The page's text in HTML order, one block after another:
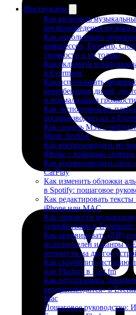
Инструкции
Как включить
воспроизведения музыки
Как использовать
компрессор, Freeverb,
громкости и не только
Как включить и
в Evermusic
Как использовать
реверберация, дилей,
и нормализация громкости
Как экспортировать
воспроизводить их в
Как создать M3U
Music Archive
Как воспроизводить
iPhone с помощью
Как воспроизводить
CarPlay
Как изменить обложки
в Spotify: пошаговое
Как редактировать
iPhone или MAC
Как перенести
устройствами в
Как архивировать (ZIP)
исполнителей и жанры в
перенести на другое
Как скробблить историю
или Flacbox в Last.fm
Как использовать
воспроизводится» в
Mac
Пошаговое руководство: